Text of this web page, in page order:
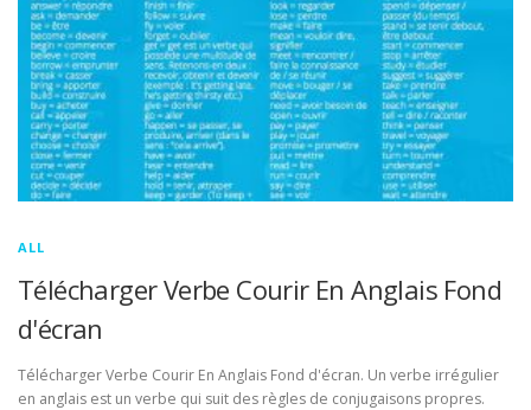
ALL
Télécharger Verbe Courir En Anglais Fond
d'écran
Télécharger Verbe Courir En Anglais Fond d'écran. Un verbe irrégulier
en anglais est un verbe qui suit des règles de conjugaisons propres.